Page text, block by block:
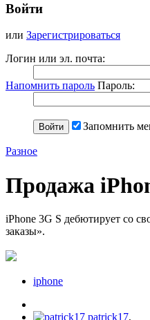
Войти
или Зарегистрироваться
Логин или эл. почта:
Напомнить пароль Пароль:
Запомнить
Разное
Продажа
iPhone 3G S дебютирует со
заказы».
iphone
patrick17,